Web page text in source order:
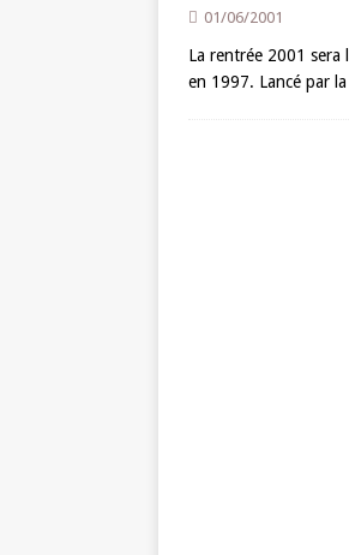
01/06/2001
La rentrée 2001 sera
en 1997. Lancé par